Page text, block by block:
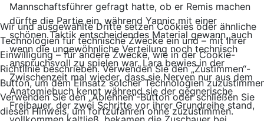
Mannschaftsführer gefragt hatte, ob er Remis machen
dürfte die Partie ein, während Yannic mit einer
schönen Taktik entscheidendes Material gewann, auch
wenn die ungewöhnliche Verteilung noch technisch
anspruchsvoll zu spielen war. Lara bewies in der
Zwischenzeit mal wieder, dass sie Nerven nur aus dem
Anatomiebuch kennt während sie der gegnerische
Freibauer, der zwei Schritte vor ihrer Grundreihe stand,
Wir und ausgewählte Dritte setzen Cookies oder ähnliche
Technologien für technische Zwecke ein und – mit Ihrer
Einwilligung – für andere Zwecke, wie in der Cookie-
Richtlinie beschrieben. Verwenden Sie den „Zustimmen“-
Button, um dem Einsatz solcher Technologien
Verwenden Sie den „Ablehnen“-Button oder schließen Sie
diesen Hinweis, um fortzufahren ohne zuzustimmen.